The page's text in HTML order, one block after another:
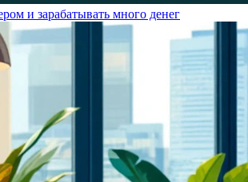
и зарабатывать много денег